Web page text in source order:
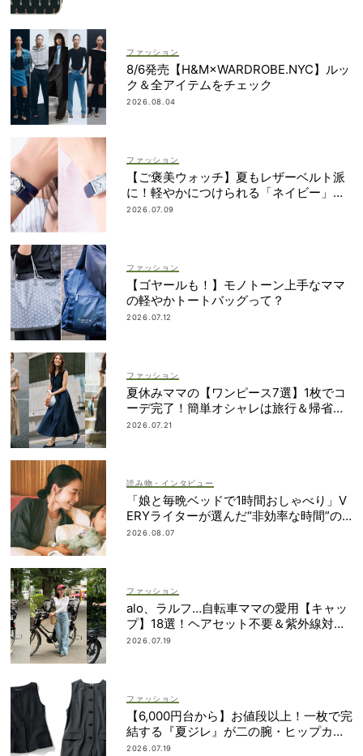
ファッション
8/6発売【H&M×WARDROBE.NYC】ルッ
ク＆全アイテムをチェック
2026.08.04
ファッション
【ご褒美ウォッチ】夏もレザーベルト派
に！軽やかにつけられる「ネイビー」が
狙い目
2026.07.09
ファッション
【ゴヤールも！】モノトーン上手なママ
の軽やかトートバッグって？
2026.07.12
ファッション
夏休みママの【ワンピース7選】1枚でコ
ーデ完了！簡単オシャレは旅行＆帰省に
も
2026.07.21
読み物・インタビュー
「娘と毎晩ベッドで1時間おしゃべり」V
ERYライターが選んだ“非効率な時間”の
使い方
2026.08.07
ファッション
alo、ラルフ…自転車ママの愛用【キャッ
プ】18選！ヘアセット不要＆紫外線対策
にも
2026.07.19
ファッション
【6,000円台から】お値段以上！一枚で完
結する『夏ジレ』が二の腕・ヒップカバ
ーに大活躍
2026.07.19